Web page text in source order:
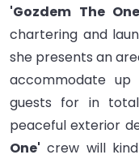
'Gozdem The
chartering and
she presents an
accommodate
guests for in
peaceful exterior
One' crew will ki